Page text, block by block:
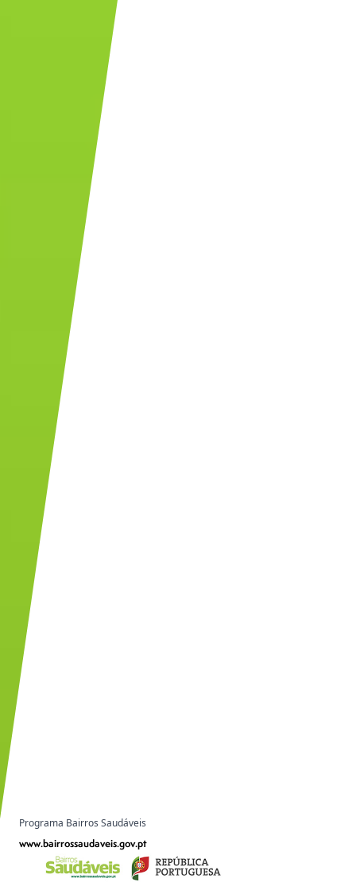
Programa Bairros Saudáveis
www.bairrossaudaveis.gov.pt